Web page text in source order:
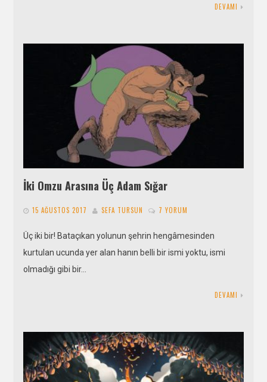
DEVAMI
İki Omzu Arasına Üç Adam Sığar
15 AĞUSTOS 2017 SEFA TURSUN 7 YORUM
Üç iki bir! Bataçıkan yolunun şehrin hengâmesinden
kurtulan ucunda yer alan hanın belli bir ismi yoktu, ismi
olmadığı gibi bir…
DEVAMI